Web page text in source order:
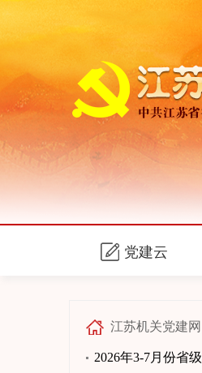
党建云
江苏机关党建网
2026年3-7月份省